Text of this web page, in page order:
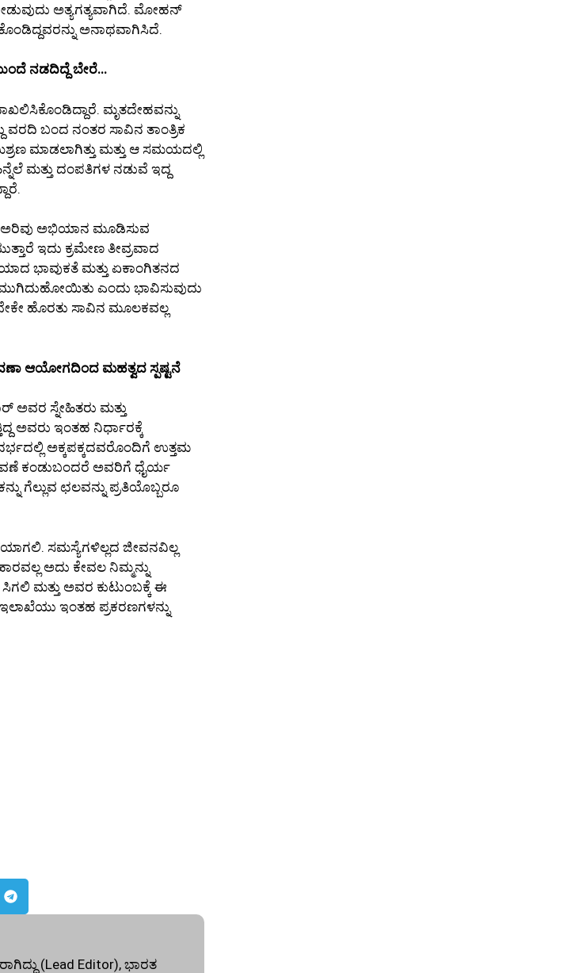
ಅತ್ಯಗತ್ಯವಾಗಿದೆ. ಮೋಹನ್
ಅನಾಥವಾಗಿಸಿದೆ.
ನಡದಿದ್ದೆ ಬೇರೆ…
ಮೃತದೇಹವನ್ನು
ವರದಿ ಬಂದ ನಂತರ ಸಾವಿನ ತಾಂತ್ರಿಕ
ಮಾಡಲಾಗಿತ್ತು ಮತ್ತು ಆ ಸಮಯದಲ್ಲಿ
ಮತ್ತು ದಂಪತಿಗಳ ನಡುವೆ ಇದ್ದ
ಅರಿವು ಅಭಿಯಾನ ಮೂಡಿಸುವ
ಇದು ಕ್ರಮೇಣ ತೀವ್ರವಾದ
ಭಾವುಕತೆ ಮತ್ತು ಏಕಾಂಗಿತನದ
ಎಂದು ಭಾವಿಸುವುದು
ಹೊರತು ಸಾವಿನ ಮೂಲಕವಲ್ಲ
ಆಯೋಗದಿಂದ ಮಹತ್ವದ ಸ್ಪಷ್ಟನೆ
ಸ್ನೇಹಿತರು ಮತ್ತು
ಅವರು ಇಂತಹ ನಿರ್ಧಾರಕ್ಕೆ
ಅಕ್ಕಪಕ್ಕದವರೊಂದಿಗೆ ಉತ್ತಮ
ಕಂಡುಬಂದರೆ ಅವರಿಗೆ ಧೈರ್ಯ
ಗೆಲ್ಲುವ ಛಲವನ್ನು ಪ್ರತಿಯೊಬ್ಬರೂ
ಸಮಸ್ಯೆಗಳಿಲ್ಲದ ಜೀವನವಿಲ್ಲ
ಅದು ಕೇವಲ ನಿಮ್ಮನ್ನು
ಮತ್ತು ಅವರ ಕುಟುಂಬಕ್ಕೆ ಈ
ಇಂತಹ ಪ್ರಕರಣಗಳನ್ನು
(Lead Editor), ಭಾರತ